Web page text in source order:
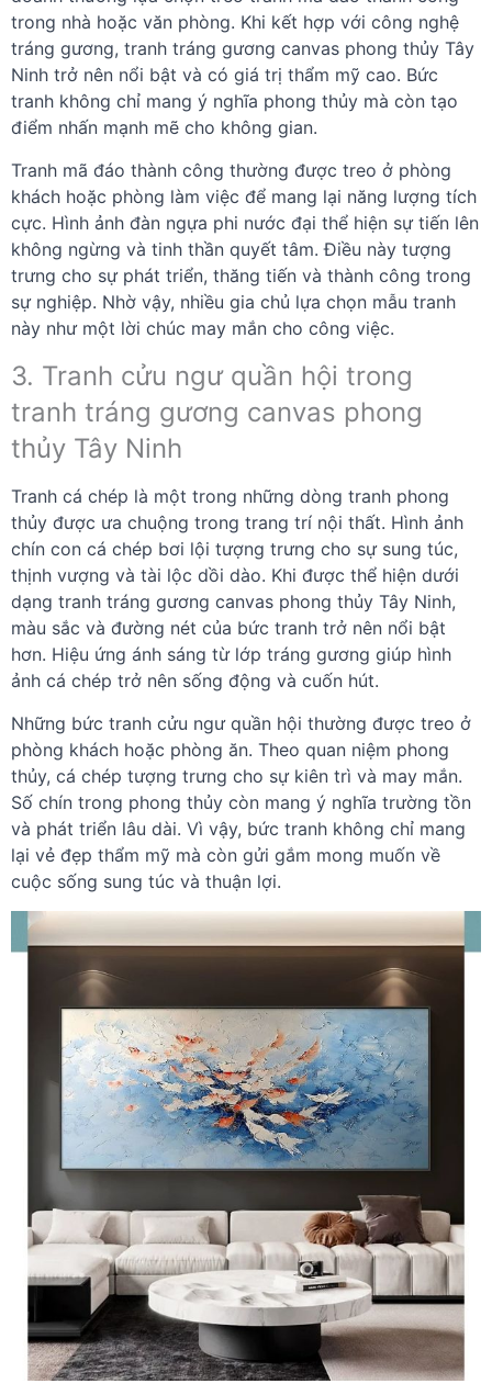
trong nhà hoặc văn phòng. Khi kết hợp với công nghệ
tráng gương, tranh tráng gương canvas phong thủy Tây
Ninh trở nên nổi bật và có giá trị thẩm mỹ cao. Bức
tranh không chỉ mang ý nghĩa phong thủy mà còn tạo
điểm nhấn mạnh mẽ cho không gian.
Tranh mã đáo thành công thường được treo ở phòng
khách hoặc phòng làm việc để mang lại năng lượng tích
cực. Hình ảnh đàn ngựa phi nước đại thể hiện sự tiến lên
không ngừng và tinh thần quyết tâm. Điều này tượng
trưng cho sự phát triển, thăng tiến và thành công trong
sự nghiệp. Nhờ vậy, nhiều gia chủ lựa chọn mẫu tranh
này như một lời chúc may mắn cho công việc.
3. Tranh cửu ngư quần hội trong
tranh tráng gương canvas phong
thủy Tây Ninh
Tranh cá chép là một trong những dòng tranh phong
thủy được ưa chuộng trong trang trí nội thất. Hình ảnh
chín con cá chép bơi lội tượng trưng cho sự sung túc,
thịnh vượng và tài lộc dồi dào. Khi được thể hiện dưới
dạng tranh tráng gương canvas phong thủy Tây Ninh,
màu sắc và đường nét của bức tranh trở nên nổi bật
hơn. Hiệu ứng ánh sáng từ lớp tráng gương giúp hình
ảnh cá chép trở nên sống động và cuốn hút.
Những bức tranh cửu ngư quần hội thường được treo ở
phòng khách hoặc phòng ăn. Theo quan niệm phong
thủy, cá chép tượng trưng cho sự kiên trì và may mắn.
Số chín trong phong thủy còn mang ý nghĩa trường tồn
và phát triển lâu dài. Vì vậy, bức tranh không chỉ mang
lại vẻ đẹp thẩm mỹ mà còn gửi gắm mong muốn về
cuộc sống sung túc và thuận lợi.